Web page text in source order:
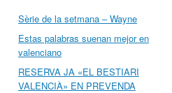
Sèrie de la setmana – Wayne
Estas palabras suenan mejor en
valenciano
RESERVA JA «EL BESTIARI
VALENCIÀ» EN PREVENDA